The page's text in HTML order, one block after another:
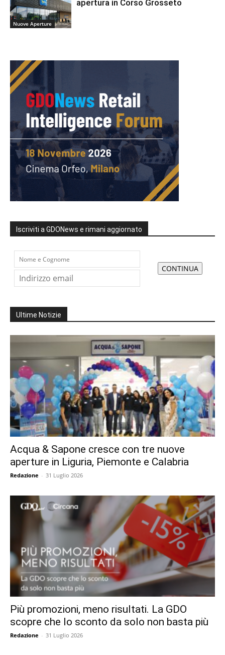
Nuove Aperture
apertura in Corso Grosseto
Iscriviti a GDONews e rimani aggiornato
Ultime Notizie
Acqua & Sapone cresce con tre nuove
aperture in Liguria, Piemonte e Calabria
Redazione - 31 Luglio 2026
Più promozioni, meno risultati. La GDO
scopre che lo sconto da solo non basta più
Redazione - 31 Luglio 2026